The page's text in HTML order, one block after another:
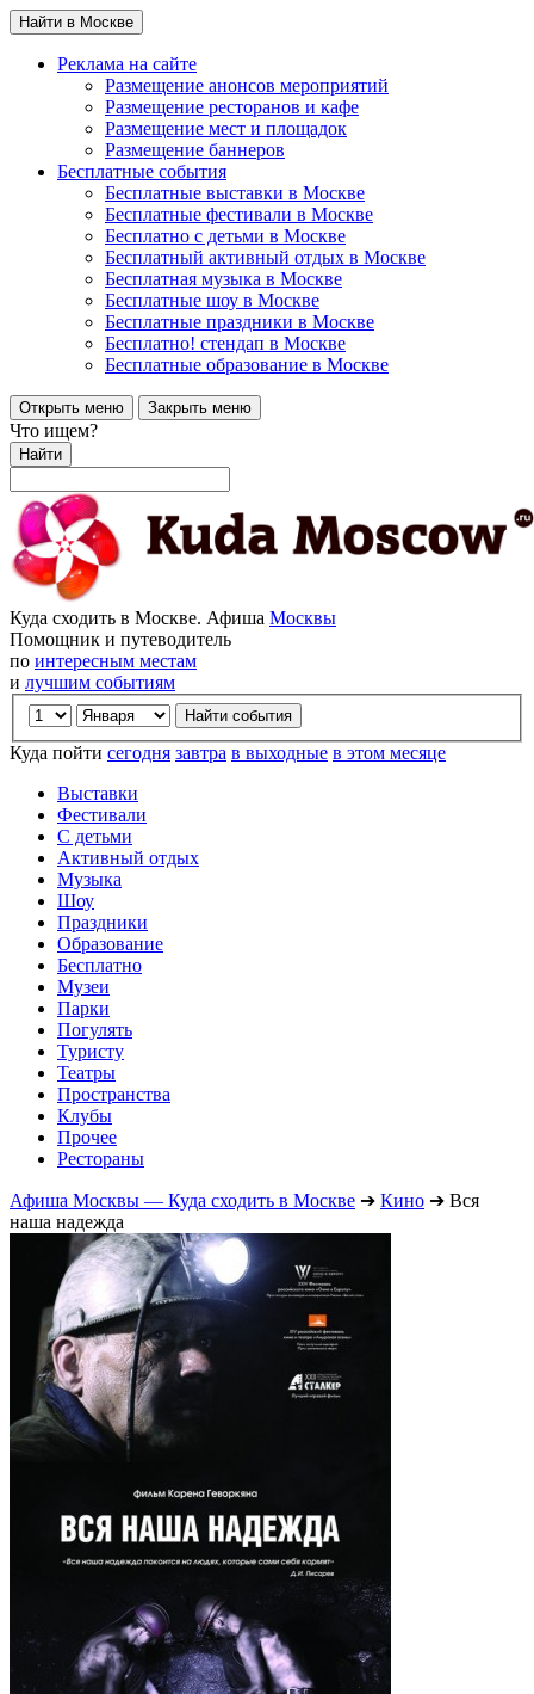
Найти в Москве
Реклама на сайте
Размещение анонсов мероприятий
Размещение ресторанов и кафе
Размещение мест и площадок
Размещение баннеров
Бесплатные события
Бесплатные выставки в Москве
Бесплатные фестивали в Москве
Бесплатно с детьми в Москве
Бесплатный активный отдых в Москве
Бесплатная музыка в Москве
Бесплатные шоу в Москве
Бесплатные праздники в Москве
Бесплатно! стендап в Москве
Бесплатные образование в Москве
Открыть меню Закрыть меню
Что ищем?
Найти
Куда сходить в Москве. Афиша Москвы
Помощник и путеводитель
по интересным местам
и лучшим событиям
Куда пойти сегодня завтра в выходные в этом месяце
Выставки
Фестивали
С детьми
Активный отдых
Музыка
Шоу
Праздники
Образование
Бесплатно
Музеи
Парки
Погулять
Туристу
Театры
Пространства
Клубы
Прочее
Рестораны
Афиша Москвы — Куда сходить в Москве ➔ Кино ➔ Вся
наша надежда